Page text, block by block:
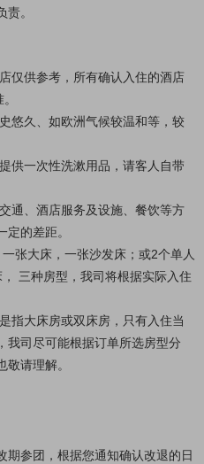
。
仅供参考，所有确认入住的酒店
悠久、如欧洲气候较温和等，较
供一次性洗漱用品，请客人自带
通、酒店服务及设施、餐饮等方
的差距。
张大床，一张沙发床；或2个单人
三种房型，我司将根据实际入住
指大床房或双床房，只有入住当
我司尽可能根据订单所选房型分
请理解。
期参团，根据您通知确认改退的日